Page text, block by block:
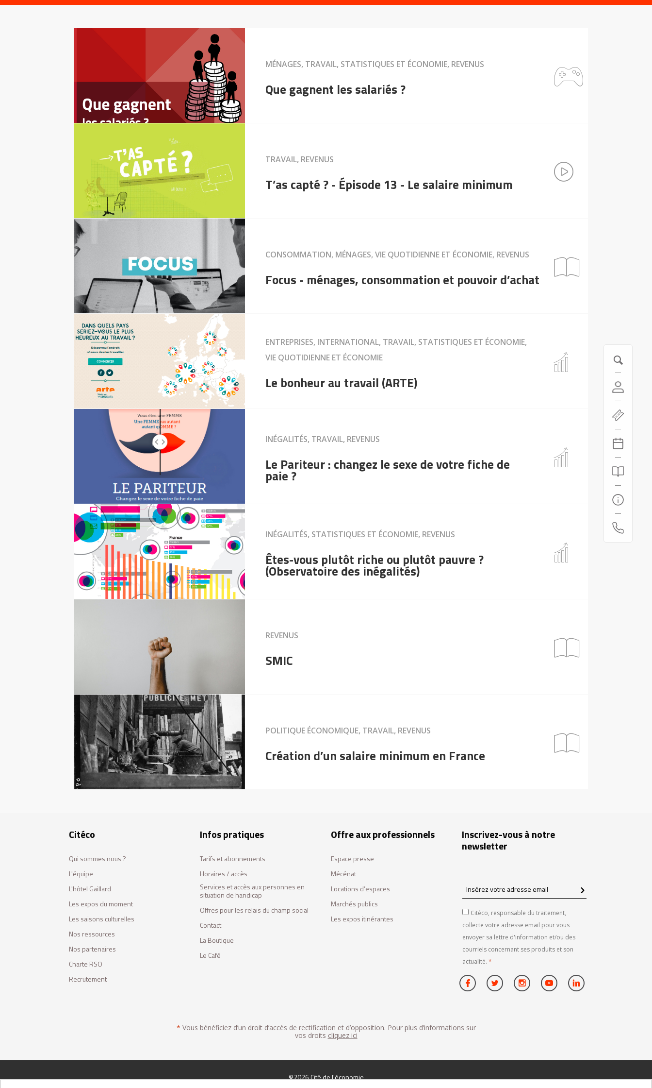
MÉNAGES, TRAVAIL, STATISTIQUES ET ÉCONOMIE, REVENUS
Que gagnent les salariés ?
TRAVAIL, REVENUS
T’as capté ? - Épisode 13 - Le salaire minimum
CONSOMMATION, MÉNAGES, VIE QUOTIDIENNE ET ÉCONOMIE, REVENUS
Focus - ménages, consommation et pouvoir d’achat
ENTREPRISES, INTERNATIONAL, TRAVAIL, STATISTIQUES ET ÉCONOMIE,
VIE QUOTIDIENNE ET ÉCONOMIE
Le bonheur au travail (ARTE)
INÉGALITÉS, TRAVAIL, REVENUS
Le Pariteur : changez le sexe de votre fiche de
paie ?
INÉGALITÉS, STATISTIQUES ET ÉCONOMIE, REVENUS
Êtes-vous plutôt riche ou plutôt pauvre ?
(Observatoire des inégalités)
REVENUS
SMIC
POLITIQUE ÉCONOMIQUE, TRAVAIL, REVENUS
Création d’un salaire minimum en France
Citéco
Qui sommes nous ?
L'équipe
L'hôtel Gaillard
Les expos du moment
Les saisons culturelles
Nos ressources
Nos partenaires
Charte RSO
Recrutement
Infos pratiques
Tarifs et abonnements
Horaires / accès
Services et accès aux personnes en
situation de handicap
Offres pour les relais du champ social
Contact
La Boutique
Le Café
Offre aux professionnels
Espace presse
Mécénat
Locations d’espaces
Marchés publics
Les expos itinérantes
Inscrivez-vous à notre
newsletter
Insérez
votre
adresse
email
Citéco, responsable du traitement,
collecte votre adresse email pour vous
envoyer sa lettre d'information et/ou des
courriels concernant ses produits et son
actualité. *
* Vous bénéficiez d’un droit d’accès de rectification et d’opposition. Pour plus d’informations sur
vos droits cliquez ici
©2026 Cité de l'économie